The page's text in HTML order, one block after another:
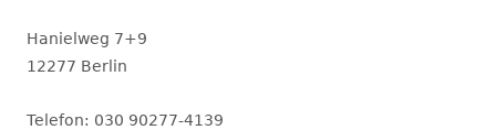
Hanielweg 7+9
12277 Berlin
Telefon: 030 90277-4139